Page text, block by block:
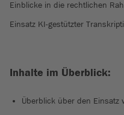
Einblicke in die rechtlichen
Einsatz KI-gestützter
Inhalte im Überblick:
Überblick über den Einsatz